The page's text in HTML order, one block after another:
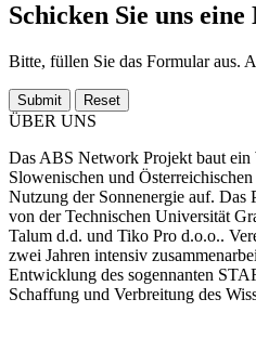
Schicken Sie uns
Bitte, füllen Sie das Formular aus.
ÜBER UNS
Das ABS Network Projekt baut ein
Slowenischen und
Nutzung der Sonnenergie auf. Das
von der Technischen Universität
Talum d.d. und Tiko Pro d.o.o..
zwei Jahren intensiv
Entwicklung des sogennanten
Schaffung und Verbreitung des